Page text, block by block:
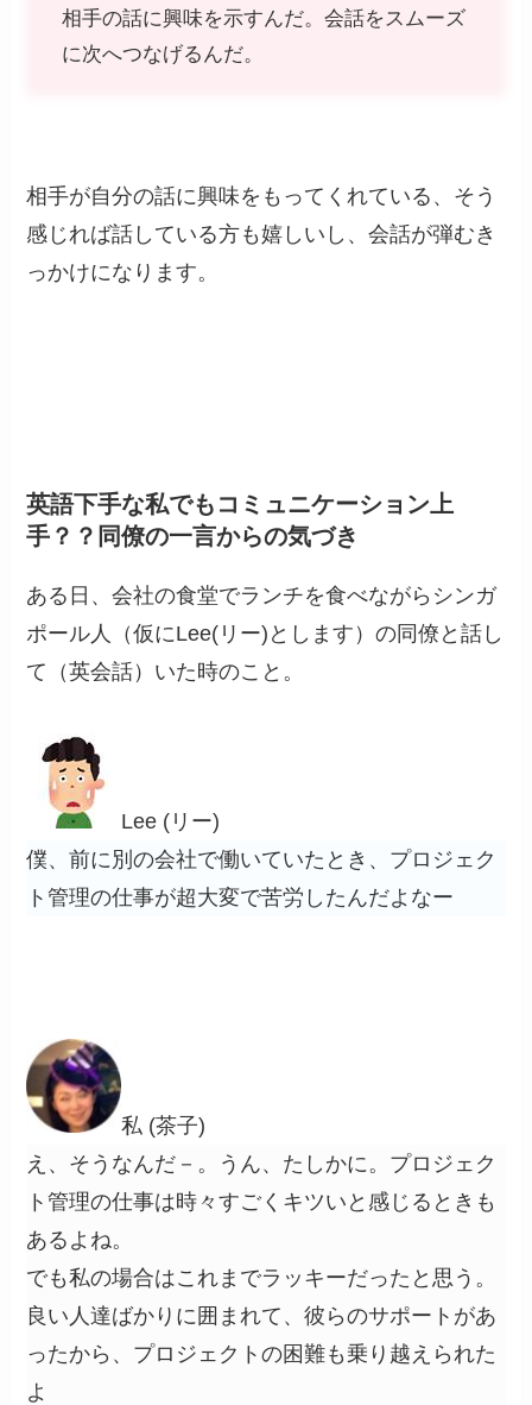
相手の話に興味を示すんだ。会話をスムーズ
に次へつなげるんだ。
相手が自分の話に興味をもってくれている、そう
感じれば話している方も嬉しいし、会話が弾むき
っかけになります。
英語下手な私でもコミュニケーション上
手？？同僚の一言からの気づき
ある日、会社の食堂でランチを食べながらシンガ
ポール人（仮にLee(リー)とします）の同僚と話し
て（英会話）いた時のこと。
Lee (リー)
僕、前に別の会社で働いていたとき、プロジェク
ト管理の仕事が超大変で苦労したんだよなー
私 (茶子)
え、そうなんだ－。うん、たしかに。プロジェク
ト管理の仕事は時々すごくキツいと感じるときも
あるよね。
でも私の場合はこれまでラッキーだったと思う。
良い人達ばかりに囲まれて、彼らのサポートがあ
ったから、プロジェクトの困難も乗り越えられた
よ